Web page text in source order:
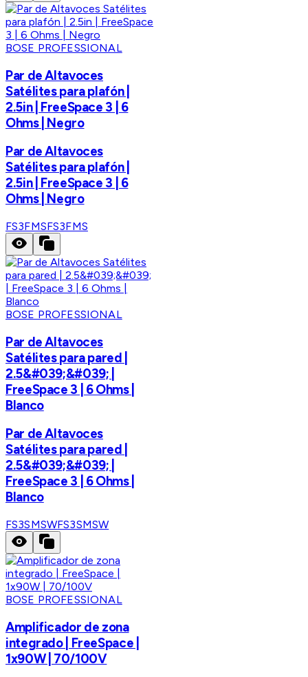
BOSE PROFESSIONAL
Par de Altavoces
Satélites para plafón |
2.5in | FreeSpace 3 | 6
Ohms | Negro
Par de Altavoces
Satélites para plafón |
2.5in | FreeSpace 3 | 6
Ohms | Negro
FS3FMSFS3FMS
BOSE PROFESSIONAL
Par de Altavoces
Satélites para pared |
2.5&#039;&#039; |
FreeSpace 3 | 6 Ohms |
Blanco
Par de Altavoces
Satélites para pared |
2.5&#039;&#039; |
FreeSpace 3 | 6 Ohms |
Blanco
FS3SMSWFS3SMSW
BOSE PROFESSIONAL
Amplificador de zona
integrado | FreeSpace |
1x90W | 70/100V